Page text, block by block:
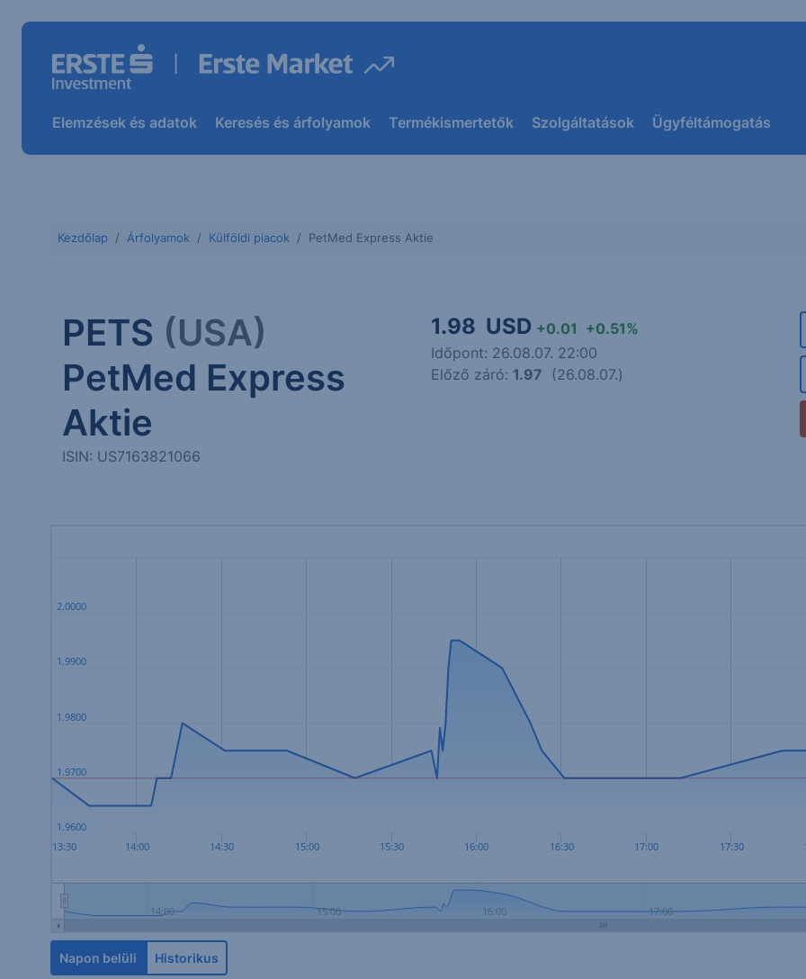
Elemzések és adatok Keresés és árfolyamok Termékismertetők Szolgáltatások Ügyféltámogatás
Kezdőlap Árfolyamok Külföldi piacok PetMed Express Aktie
PETS (USA)
PetMed Express
Aktie
ISIN: US7163821066
1.98 USD +0.01 +0.51%
Időpont: 26.08.07. 22:00
Előző záró: 1.97 (26.08.07.)
13:30 14:00 14:30 15:00 15:30 16:00 16:30 17:00 17:30
14:00 15:00 16:00 17:00
1.9600
1.9700
1.9800
1.9900
2.0000
Napon belüli Historikus